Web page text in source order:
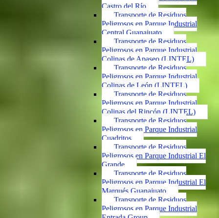
Castro del Río
Transporte de Residuos
Peligrosos en Parque Industrial
Central Guanajuato
Transporte de Residuos
Peligrosos en Parque Industrial
Colinas de Apaseo (LINTEL)
Transporte de Residuos
Peligrosos en Parque Industrial
Colinas de León (LINTEL)
Transporte de Residuos
Peligrosos en Parque Industrial
Colinas del Rincón (LINTEL)
Transporte de Residuos
Peligrosos en Parque Industrial
Cuadritos
Transporte de Residuos
Peligrosos en Parque Industrial El
Grande
Transporte de Residuos
Peligrosos en Parque Industrial El
Marqués Guanajuato
Transporte de Residuos
Peligrosos en Parque Industrial